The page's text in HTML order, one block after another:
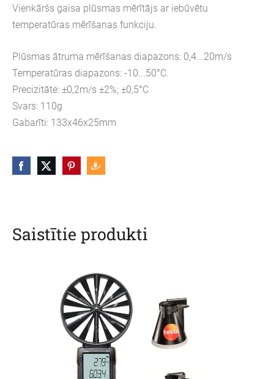
Vienkāršs gaisa plūsmas mērītājs ar iebūvētu
temperatūras mērīšanas funkciju.
Plūsmas ātruma mērīšanas diapazons: 0,4...20m/s
Temperatūras diapazons: -10...50°C.
Precizitāte: ±0,2m/s ±2%; ±0,5°C
Svars: 110g
Gabarīti: 133x46x25mm
Saistītie produkti